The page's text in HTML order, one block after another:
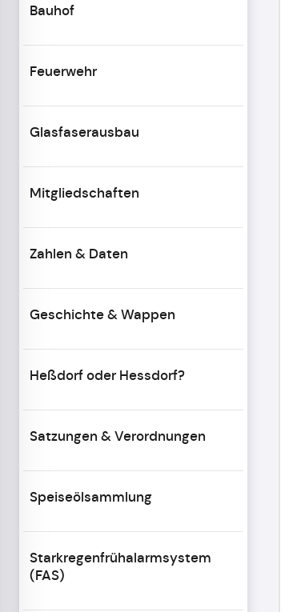
Bauhof
Feuerwehr
Glasfaserausbau
Mitgliedschaften
Zahlen & Daten
Geschichte & Wappen
Heßdorf oder Hessdorf?
Satzungen & Verordnungen
Speiseölsammlung
Starkregenfrühalarmsystem
(FAS)